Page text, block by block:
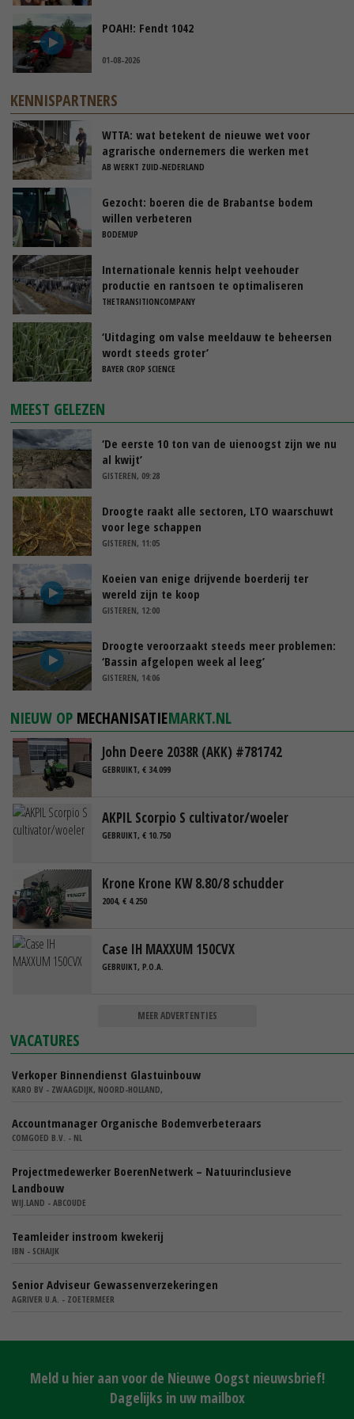
POAH!: Fendt 1042
01-08-2026
KENNISPARTNERS
WTTA: wat betekent de nieuwe wet voor
agrarische ondernemers die werken met
uitzendkrachten?
AB WERKT ZUID-NEDERLAND
Gezocht: boeren die de Brabantse bodem
willen verbeteren
BODEMUP
Internationale kennis helpt veehouder
productie en rantsoen te optimaliseren
THETRANSITIONCOMPANY
‘Uitdaging om valse meeldauw te beheersen
wordt steeds groter’
BAYER CROP SCIENCE
MEEST GELEZEN
‘De eerste 10 ton van de uienoogst zijn we nu
al kwijt’
GISTEREN, 09:28
Droogte raakt alle sectoren, LTO waarschuwt
voor lege schappen
GISTEREN, 11:05
Koeien van enige drijvende boerderij ter
wereld zijn te koop
GISTEREN, 12:00
Droogte veroorzaakt steeds meer problemen:
‘Bassin afgelopen week al leeg’
GISTEREN, 14:06
NIEUW OP MECHANISATIEMARKT.NL
John Deere 2038R (AKK) #781742
GEBRUIKT, € 34.099
AKPIL Scorpio S cultivator/woeler
GEBRUIKT, € 10.750
Krone Krone KW 8.80/8 schudder
2004, € 4.250
Case IH MAXXUM 150CVX
GEBRUIKT, P.O.A.
MEER ADVERTENTIES
VACATURES
Verkoper Binnendienst Glastuinbouw
KARO BV - ZWAAGDIJK, NOORD-HOLLAND,
Accountmanager Organische Bodemverbeteraars
COMGOED B.V. - NL
Projectmedewerker BoerenNetwerk – Natuurinclusieve
Landbouw
WIJ.LAND - ABCOUDE
Teamleider instroom kwekerij
IBN - SCHAIJK
Senior Adviseur Gewassenverzekeringen
AGRIVER U.A. - ZOETERMEER
Meld u hier aan voor de Nieuwe Oogst nieuwsbrief!
Dagelijks in uw mailbox